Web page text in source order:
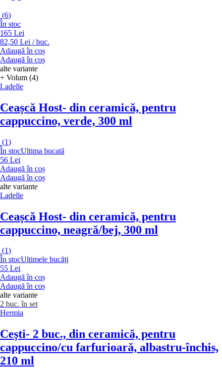
(6)
În stoc
165 Lei
82,50 Lei / buc.
Adaugă în coș
Adaugă în coș
alte variante
+ Volum (4)
Ladelle
Ceașcă Host- din ceramică, pentru
cappuccino, verde, 300 ml
(1)
În stocUltima bucată
56 Lei
Adaugă în coș
Adaugă în coș
alte variante
Ladelle
Ceașcă Host- din ceramică, pentru
cappuccino, neagră/bej, 300 ml
(1)
În stocUltimele bucăți
55 Lei
Adaugă în coș
Adaugă în coș
alte variante
2 buc. în set
Hermia
Cești- 2 buc., din ceramică, pentru
cappuccino/cu farfurioară, albastru-închis,
210 ml